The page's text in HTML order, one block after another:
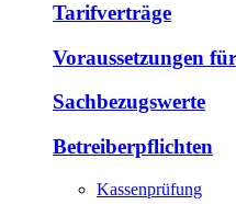
Tarifverträge
Voraussetzungen
Sachbezugswerte
Betreiberpflichten
Kassenprüfung